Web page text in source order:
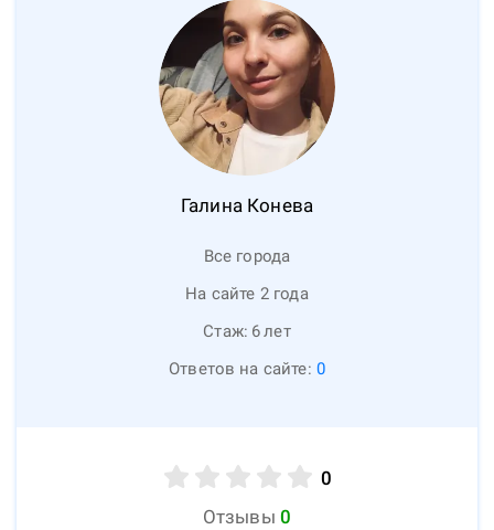
Галина Конева
Все города
На сайте 2 года
Стаж: 6лет
Ответов на сайте: 0
0
Отзывы 0